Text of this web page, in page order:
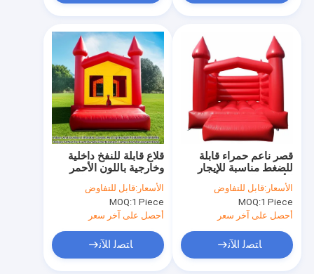
قلاع قابلة للنفخ داخلية
وخارجية باللون الأحمر
بتصميمات خفيفة الوزن
وقابلة للطي ومحمولة
مثالية لتأجير الفعاليات
ومراكز الترفيه
الأسعار:قابل للتفاوض
MOQ:1 Piece
أحصل على آخر سعر
ﺎﺘﺼﻟ ﺍﻶﻧ
قصر ناعم حمراء قابلة
للضغط مناسبة للإيجار
الأحداث الحفلات في
الهواء الطلق ومناطق
لعب الأطفال
الأسعار:قابل للتفاوض
MOQ:1 Piece
أحصل على آخر سعر
ﺎﺘﺼﻟ ﺍﻶﻧ